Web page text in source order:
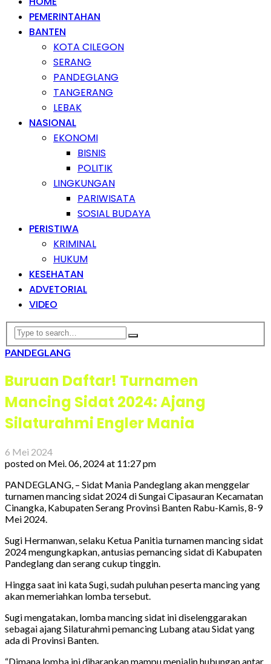
PEMERINTAHAN
BANTEN
KOTA CILEGON
SERANG
PANDEGLANG
TANGERANG
LEBAK
NASIONAL
EKONOMI
BISNIS
POLITIK
LINGKUNGAN
PARIWISATA
SOSIAL BUDAYA
PERISTIWA
KRIMINAL
HUKUM
KESEHATAN
ADVETORIAL
VIDEO
PANDEGLANG
Buruan Daftar! Turnamen
Mancing Sidat 2024: Ajang
Silaturahmi Engler Mania
6 Mei 2024
posted on Mei. 06, 2024 at 11:27 pm
PANDEGLANG, – Sidat Mania Pandeglang akan menggelar
turnamen mancing sidat 2024 di Sungai Cipasauran Kecamatan
Cinangka, Kabupaten Serang Provinsi Banten Rabu-Kamis, 8-9
Mei 2024.
Sugi Hermanwan, selaku Ketua Panitia turnamen mancing sidat
2024 mengungkapkan, antusias pemancing sidat di Kabupaten
Pandeglang dan serang cukup tinggin.
Hingga saat ini kata Sugi, sudah puluhan peserta mancing yang
akan memeriahkan lomba tersebut.
Sugi mengatakan, lomba mancing sidat ini diselenggarakan
sebagai ajang Silaturahmi pemancing Lubang atau Sidat yang
ada di Provinsi Banten.
“Dimana lomba ini diharapkan mampu menjalin hubungan antar